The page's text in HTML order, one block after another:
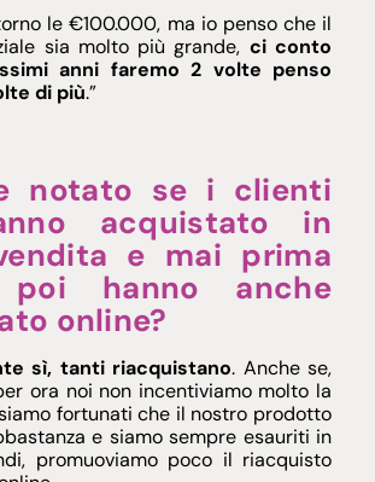
le €100.000, ma io penso che il
sia molto più grande, ci conto
anni faremo 2 volte penso
di più.”
notato se i clienti
acquistato in
e mai prima
poi hanno anche
online?
sì, tanti riacquistano. Anche se,
ora noi non incentiviamo molto la
fortunati che il nostro prodotto
e siamo sempre esauriti in
promuoviamo poco il riacquisto